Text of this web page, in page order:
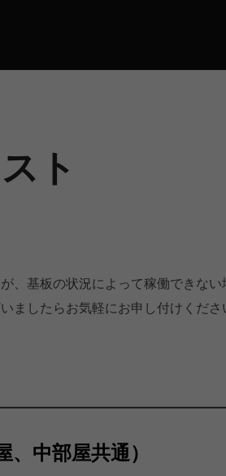
ト
、基板の状況によって稼働できない
ましたらお気軽にお申し付けくださ
中部屋共通）